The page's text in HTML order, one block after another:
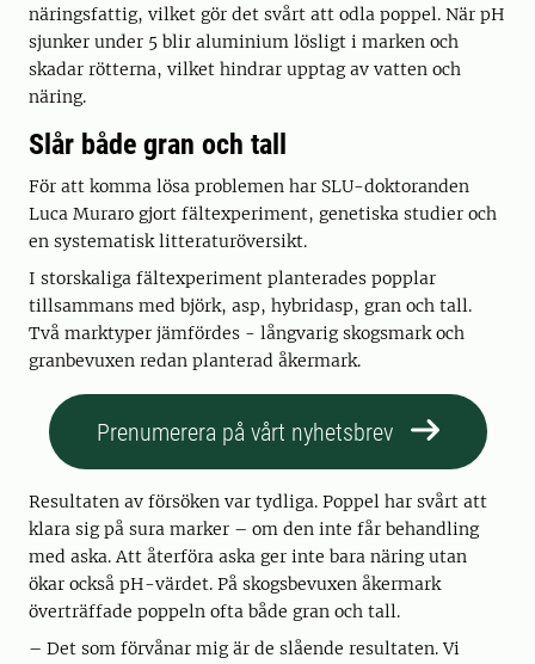
näringsfattig, vilket gör det svårt att odla poppel. När pH
sjunker under 5 blir aluminium lösligt i marken och
skadar rötterna, vilket hindrar upptag av vatten och
näring.
Slår både gran och tall
För att komma lösa problemen har SLU-doktoranden
Luca Muraro gjort fältexperiment, genetiska studier och
en systematisk litteraturöversikt.
I storskaliga fältexperiment planterades popplar
tillsammans med björk, asp, hybridasp, gran och tall.
Två marktyper jämfördes - långvarig skogsmark och
granbevuxen redan planterad åkermark.
Prenumerera på vårt nyhetsbrev
Resultaten av försöken var tydliga. Poppel har svårt att
klara sig på sura marker – om den inte får behandling
med aska. Att återföra aska ger inte bara näring utan
ökar också pH-värdet. På skogsbevuxen åkermark
överträffade poppeln ofta både gran och tall.
– Det som förvånar mig är de slående resultaten. Vi